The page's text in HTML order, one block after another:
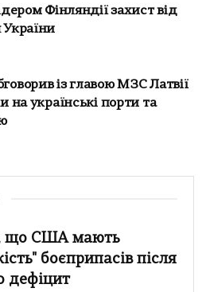
Фінляндії захист від
України
із главою МЗС Латвії
на українські порти та
що США мають
боєприпасів після
дефіцит